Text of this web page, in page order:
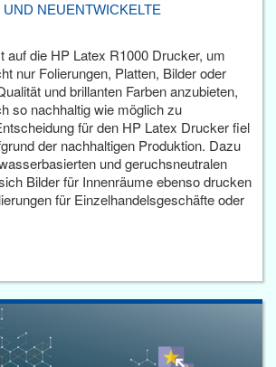
UND NEUENTWICKELTE
auf die HP Latex R1000 Drucker, um
nur Folierungen, Platten, Bilder oder
und brillanten Farben anzubieten,
so nachhaltig wie möglich zu
für den HP Latex Drucker fiel
der nachhaltigen Produktion. Dazu
und geruchsneutralen
Bilder für Innenräume ebenso drucken
für Einzelhandelsgeschäfte oder